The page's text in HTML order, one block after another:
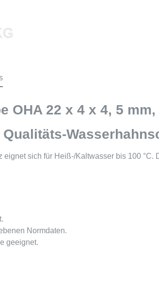
OHA 22 x 4 x 4, 5
sich für Heiß-/Kaltwasser bis 100
Normdaten.
geeignet.